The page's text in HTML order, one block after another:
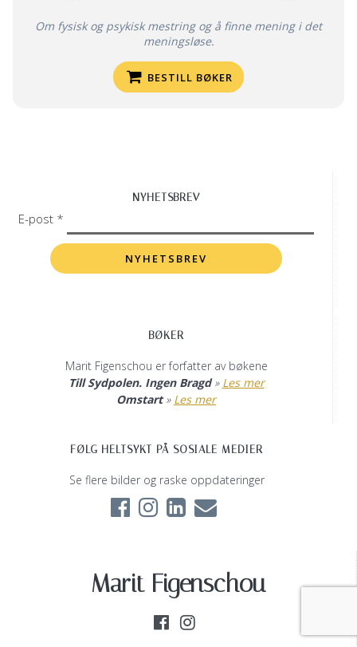
Om fysisk og psykisk mestring og å finne mening i det
meningsløse.
BESTILL BØKER
NYHETSBREV
E-post *
BØKER
Marit Figenschou er forfatter av bøkene
Till Sydpolen. Ingen Bragd» Les mer
Omstart» Les mer
FØLG HELTSYKT PÅ SOSIALE MEDIER
Se flere bilder og raske oppdateringer
Marit Figenschou